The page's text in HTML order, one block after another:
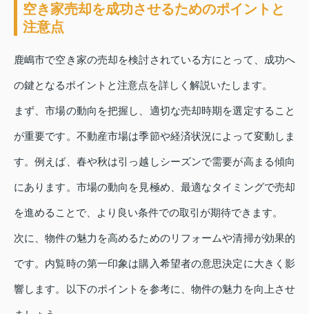
空き家売却を成功させるためのポイントと
注意点
鹿嶋市で空き家の売却を検討されている方にとって、成功へ
の鍵となるポイントと注意点を詳しく解説いたします。
まず、市場の動向を把握し、適切な売却時期を選定すること
が重要です。不動産市場は季節や経済状況によって変動しま
す。例えば、春や秋は引っ越しシーズンで需要が高まる傾向
にあります。市場の動向を見極め、最適なタイミングで売却
を進めることで、より良い条件での取引が期待できます。
次に、物件の魅力を高めるためのリフォームや清掃が効果的
です。内覧時の第一印象は購入希望者の意思決定に大きく影
響します。以下のポイントを参考に、物件の魅力を向上させ